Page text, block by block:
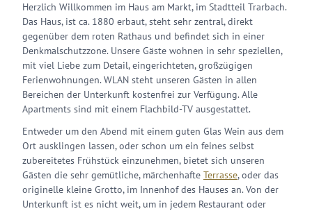
Herzlich Willkommen im Haus am Markt, im Stadtteil Trarbach.
Das Haus, ist ca. 1880 erbaut, steht sehr zentral, direkt
gegenüber dem roten Rathaus und befindet sich in einer
Denkmalschutzzone. Unsere Gäste wohnen in sehr speziellen,
mit viel Liebe zum Detail, eingerichteten, großzügigen
Ferienwohnungen. WLAN steht unseren Gästen in allen
Bereichen der Unterkunft kostenfrei zur Verfügung. Alle
Apartments sind mit einem Flachbild-TV ausgestattet.
Entweder um den Abend mit einem guten Glas Wein aus dem
Ort ausklingen lassen, oder schon um ein feines selbst
zubereitetes Frühstück einzunehmen, bietet sich unseren
Gästen die sehr gemütliche, märchenhafte Terrasse, oder das
originelle kleine Grotto, im Innenhof des Hauses an. Von der
Unterkunft ist es nicht weit, um in jedem Restaurant oder